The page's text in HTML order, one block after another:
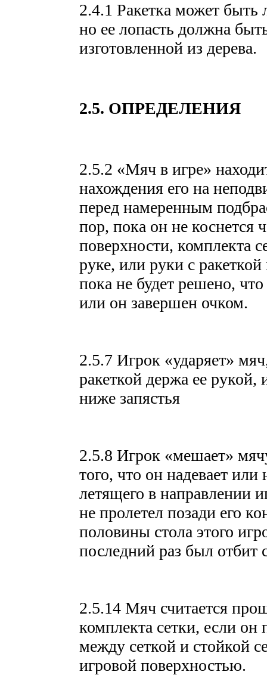
2.4.1 Ракетка может
но ее лопасть должна
изготовленной из дерева.
2.5. ОПРЕДЕЛЕНИЯ
2.5.2 «Мяч в игре»
нахождения его на
перед намеренным
пор, пока он не коснется
поверхности, комплекта
руке, или руки с
пока не будет решено,
или он завершен очком.
2.5.7 Игрок «ударяет»
ракеткой держа ее рукой,
ниже запястья
2.5.8 Игрок «мешает»
того, что он надевает
летящего в направлении
не пролетел позади его
половины стола этого
последний раз был отбит
2.5.14 Мяч считается
комплекта сетки, если он
между сеткой и стойкой
игровой поверхностью.